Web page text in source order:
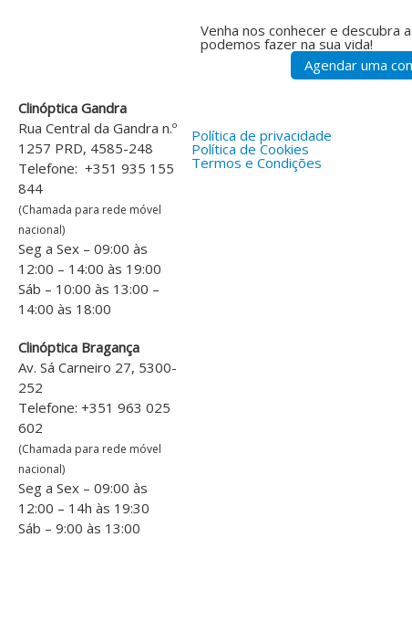
Venha nos conhecer e descubra
podemos fazer na sua vida!
Agendar uma
Clinóptica Gandra
Rua Central da Gandra n.º
1257 PRD, 4585-248
Telefone: +351 935 155
844
(Chamada para rede móvel
nacional)
Seg a Sex – 09:00 às
12:00 – 14:00 às 19:00
Sáb – 10:00 às 13:00 –
14:00 às 18:00
Clinóptica Bragança
Av. Sá Carneiro 27, 5300-
252
Telefone: +351 963 025
602
(Chamada para rede móvel
nacional)
Seg a Sex – 09:00 às
12:00 – 14h às 19:30
Sáb – 9:00 às 13:00
Política de privacidade
Política de Cookies
Termos e Condições